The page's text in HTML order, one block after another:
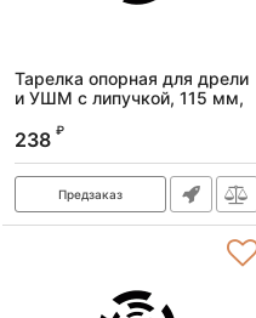
Тарелка опорная для дрели
и УШМ с липучкой, 115 мм,
на d8 Denzel
Артикул: 76253
238 ₽
Предзаказ